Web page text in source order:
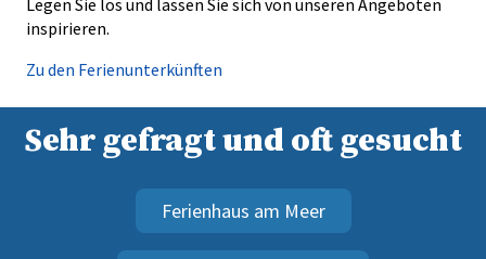
inspirieren.
Zu den Ferienunterkünften
Sehr gefragt und oft gesucht
Ferienhaus am Meer